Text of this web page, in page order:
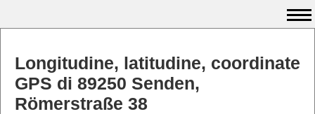
Longitudine, latitudine, coordinate
GPS di 89250 Senden,
Römerstraße 38